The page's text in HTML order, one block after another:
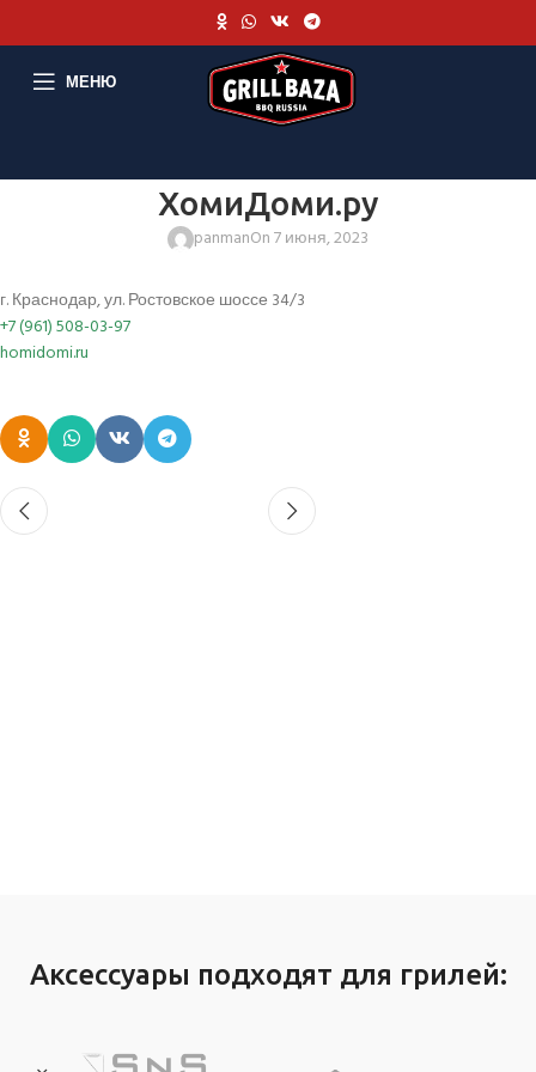
МЕНЮ
ХомиДоми.ру
panmanOn 7 июня, 2023
г. Краснодар, ул. Ростовское шоссе 34/3
+7 (961) 508-03-97
homidomi.ru
Аксессуары подходят для грилей: